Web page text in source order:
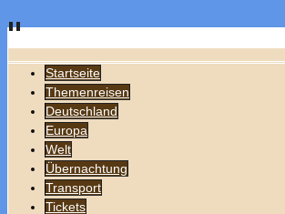
Startseite
Themenreisen
Deutschland
Europa
Welt
Übernachtung
Transport
Tickets